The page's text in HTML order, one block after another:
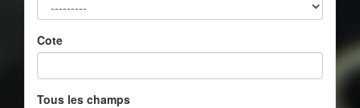
Cote
Tous les champs